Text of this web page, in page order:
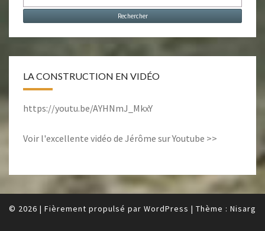
LA CONSTRUCTION EN VIDÉO
https://youtu.be/AYHNmJ_MkxY
Voir l'excellente vidéo de Jérôme sur Youtube >>
© 2026 | Fièrement propulsé par WordPress | Thème : Nisarg